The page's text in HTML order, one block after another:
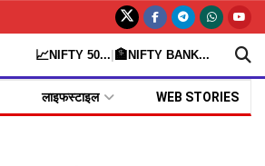
📈NIFTY 50... 🏦NIFTY BANK...
लाइफस्टाइल WEB STORIES